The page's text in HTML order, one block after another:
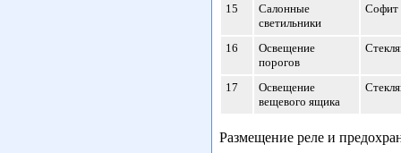
15
Салонные
светильники
Софит
16
Освещение
порогов
17
Освещение
вещевого ящика
Размещение реле и